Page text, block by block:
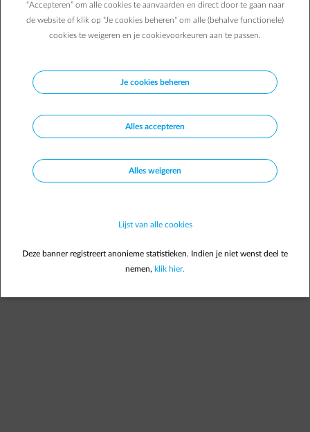
Algemeen
Identiteitskaart: verplicht in bezit.
Aanvangs- en einduur cursus: 8.30 – 16.00 uur.
Papier en schrijfgerief inbegrepen.
Persoonlijke beschermingsmiddelen (PBM) beschikbaar ter
Broodjeslunch inbegrepen.
naar de cursisten verstuurd via mail.
“Accepteren” om alle cookies te aanvaarden en direct door te gaan naar
de website of klik op "Je cookies beheren" om alle (behalve functionele)
cookies te weigeren en je cookievoorkeuren aan te passen.
Je cookies beheren
Alles accepteren
Alles weigeren
Lijst van alle cookies
Deze banner registreert anonieme statistieken. Indien je niet wenst deel te
nemen, klik hier.